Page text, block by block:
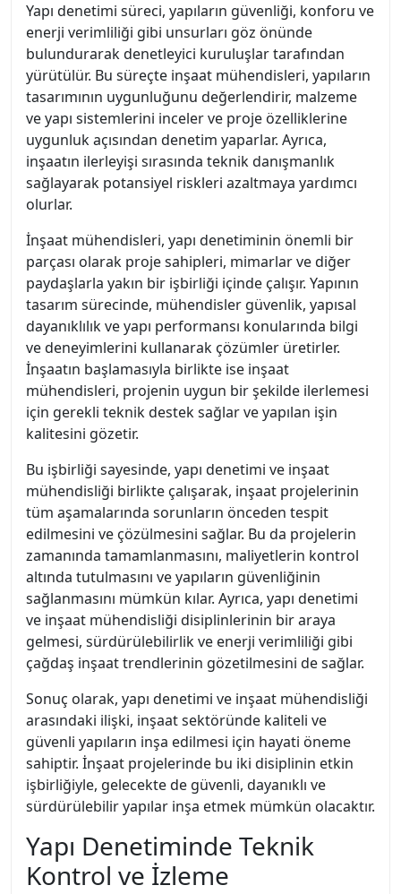
Yapı denetimi süreci, yapıların güvenliği, konforu ve
enerji verimliliği gibi unsurları göz önünde
bulundurarak denetleyici kuruluşlar tarafından
yürütülür. Bu süreçte inşaat mühendisleri, yapıların
tasarımının uygunluğunu değerlendirir, malzeme
ve yapı sistemlerini inceler ve proje özelliklerine
uygunluk açısından denetim yaparlar. Ayrıca,
inşaatın ilerleyişi sırasında teknik danışmanlık
sağlayarak potansiyel riskleri azaltmaya yardımcı
olurlar.
İnşaat mühendisleri, yapı denetiminin önemli bir
parçası olarak proje sahipleri, mimarlar ve diğer
paydaşlarla yakın bir işbirliği içinde çalışır. Yapının
tasarım sürecinde, mühendisler güvenlik, yapısal
dayanıklılık ve yapı performansı konularında bilgi
ve deneyimlerini kullanarak çözümler üretirler.
İnşaatın başlamasıyla birlikte ise inşaat
mühendisleri, projenin uygun bir şekilde ilerlemesi
için gerekli teknik destek sağlar ve yapılan işin
kalitesini gözetir.
Bu işbirliği sayesinde, yapı denetimi ve inşaat
mühendisliği birlikte çalışarak, inşaat projelerinin
tüm aşamalarında sorunların önceden tespit
edilmesini ve çözülmesini sağlar. Bu da projelerin
zamanında tamamlanmasını, maliyetlerin kontrol
altında tutulmasını ve yapıların güvenliğinin
sağlanmasını mümkün kılar. Ayrıca, yapı denetimi
ve inşaat mühendisliği disiplinlerinin bir araya
gelmesi, sürdürülebilirlik ve enerji verimliliği gibi
çağdaş inşaat trendlerinin gözetilmesini de sağlar.
Sonuç olarak, yapı denetimi ve inşaat mühendisliği
arasındaki ilişki, inşaat sektöründe kaliteli ve
güvenli yapıların inşa edilmesi için hayati öneme
sahiptir. İnşaat projelerinde bu iki disiplinin etkin
işbirliğiyle, gelecekte de güvenli, dayanıklı ve
sürdürülebilir yapılar inşa etmek mümkün olacaktır.
Yapı Denetiminde Teknik
Kontrol ve İzleme